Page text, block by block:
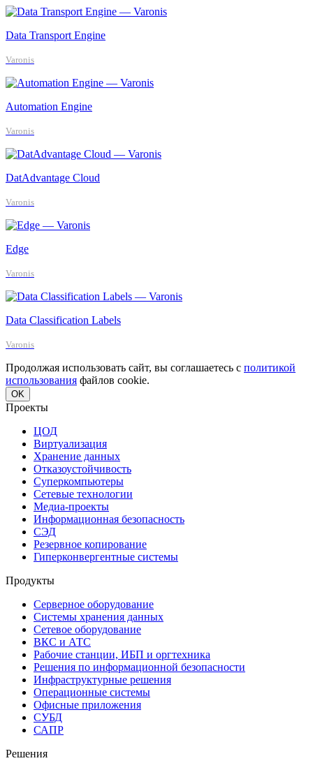
Data Transport Engine
Varonis
Automation Engine
Varonis
DatAdvantage Cloud
Varonis
Edge
Varonis
Data Classification Labels
Varonis
Продолжая использовать сайт, вы соглашаетесь с политикой
использования файлов cookie.
OK
Проекты
ЦОД
Виртуализация
Хранение данных
Отказоустойчивость
Суперкомпьютеры
Сетевые технологии
Медиа-проекты
Информационная безопасность
СЭД
Резервное копирование
Гиперконвергентные системы
Продукты
Серверное оборудование
Системы хранения данных
Сетевое оборудование
ВКС и АТС
Рабочие станции, ИБП и оргтехника
Решения по информационной безопасности
Инфраструктурные решения
Операционные системы
Офисные приложения
СУБД
САПР
Решения